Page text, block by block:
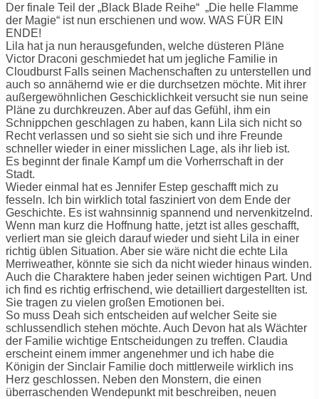
Der finale Teil der „Black Blade Reihe“ „Die helle Flamme
der Magie“ ist nun erschienen und wow. WAS FÜR EIN
ENDE!
Lila hat ja nun herausgefunden, welche düsteren Pläne
Victor Draconi geschmiedet hat um jegliche Familie in
Cloudburst Falls seinen Machenschaften zu unterstellen und
auch so annähernd wie er die durchsetzen möchte. Mit ihrer
außergewöhnlichen Geschicklichkeit versucht sie nun seine
Pläne zu durchkreuzen. Aber auf das Gefühl, ihm ein
Schnippchen geschlagen zu haben, kann Lila sich nicht so
Recht verlassen und so sieht sie sich und ihre Freunde
schneller wieder in einer misslichen Lage, als ihr lieb ist.
Es beginnt der finale Kampf um die Vorherrschaft in der
Stadt.
Wieder einmal hat es Jennifer Estep geschafft mich zu
fesseln. Ich bin wirklich total fasziniert von dem Ende der
Geschichte. Es ist wahnsinnig spannend und nervenkitzelnd.
Wenn man kurz die Hoffnung hatte, jetzt ist alles geschafft,
verliert man sie gleich darauf wieder und sieht Lila in einer
richtig üblen Situation. Aber sie wäre nicht die echte Lila
Merriweather, könnte sie sich da nicht wieder hinaus winden.
Auch die Charaktere haben jeder seinen wichtigen Part. Und
ich find es richtig erfrischend, wie detailliert dargestellten ist.
Sie tragen zu vielen großen Emotionen bei.
So muss Deah sich entscheiden auf welcher Seite sie
schlussendlich stehen möchte. Auch Devon hat als Wächter
der Familie wichtige Entscheidungen zu treffen. Claudia
erscheint einem immer angenehmer und ich habe die
Königin der Sinclair Familie doch mittlerweile wirklich ins
Herz geschlossen. Neben den Monstern, die einen
überraschenden Wendepunkt mit beschreiben, neuen